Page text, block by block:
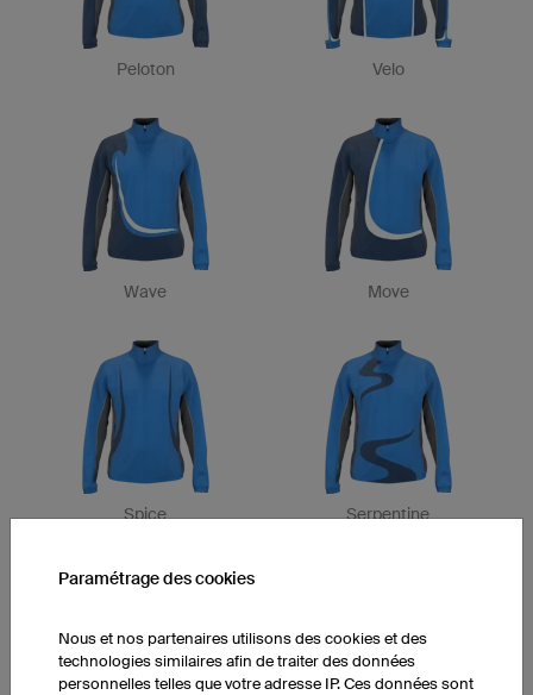
Peloton Velo
Wave Move
Spice Serpentine
Paramétrage des cookies
Nous et nos partenaires utilisons des cookies et des
technologies similaires afin de traiter des données
personnelles telles que votre adresse IP. Ces données sont